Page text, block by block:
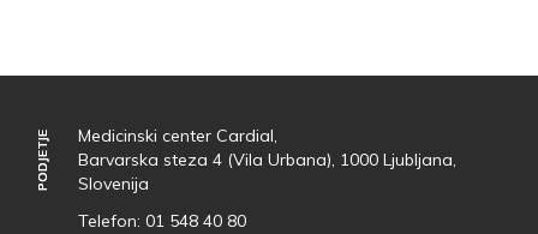
PODJETJE
PODJETJE
Medicinski center Cardial,
Barvarska steza 4 (Vila Urbana), 1000 Ljubljana,
Slovenija
Telefon: 01 548 40 80